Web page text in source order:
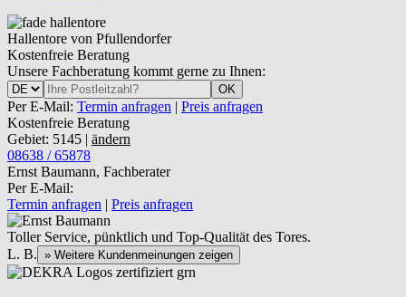
Hallentore von Pfullendorfer
Kostenfreie Beratung
Unsere Fachberatung kommt gerne zu Ihnen:
OK
Per E-Mail: Termin anfragen | Preis anfragen
Kostenfreie Beratung
Gebiet: 5145 | ändern
08638 / 65878
Ernst Baumann, Fachberater
Per E-Mail:
Termin anfragen | Preis anfragen
Toller Service, pünktlich und Top-Qualität des Tores.
L. B. » Weitere Kundenmeinungen zeigen